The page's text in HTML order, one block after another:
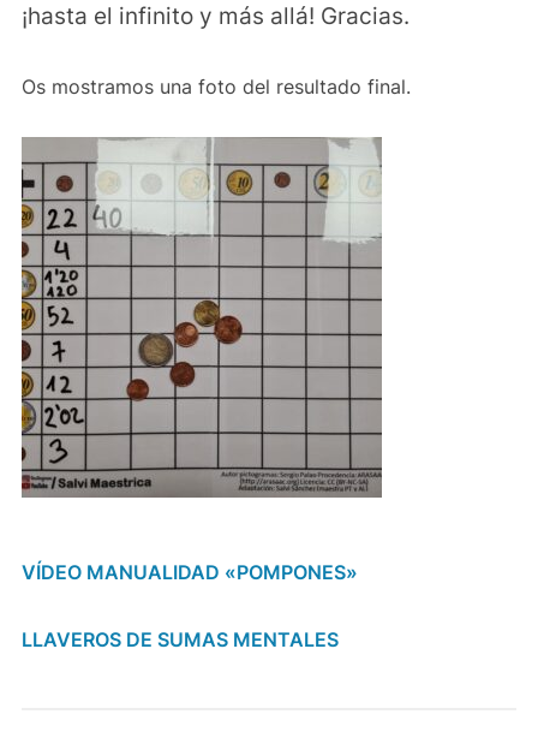
¡hasta el infinito y más allá! Gracias.
Os mostramos una foto del resultado final.
VÍDEO MANUALIDAD «POMPONES»
LLAVEROS DE SUMAS MENTALES